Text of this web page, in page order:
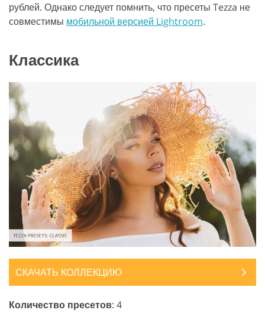
рублей. Однако следует помнить, что пресеты Tezza не
совместимы мобильной версией Lightroom.
Классика
СКАЧАТЬ КОЛЛЕКЦИЮ
Количество пресетов: 4